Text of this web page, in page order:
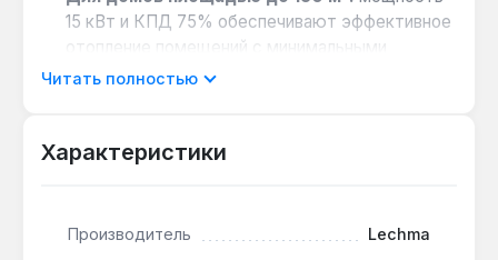
15 кВт и КПД 75% обеспечивают эффективное
отопление помещений с минимальными
теплопотерями, что особенно актуально для
нужен не только источник тепла, но и эстетика
заменяет отдельный твердотопливный котёл.
Читать полностью
Характеристики
Производитель Lechma